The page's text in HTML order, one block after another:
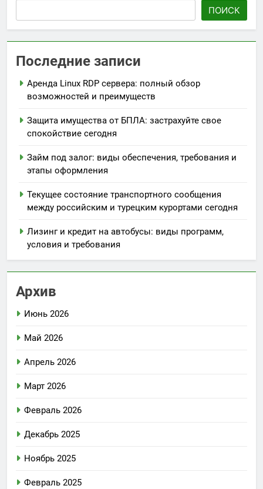
ПОИСК
Последние записи
Аренда Linux RDP сервера: полный обзор
возможностей и преимуществ
Защита имущества от БПЛА: застрахуйте свое
спокойствие сегодня
Займ под залог: виды обеспечения, требования и
этапы оформления
Текущее состояние транспортного сообщения
между российским и турецким курортами сегодня
Лизинг и кредит на автобусы: виды программ,
условия и требования
Архив
Июнь 2026
Май 2026
Апрель 2026
Март 2026
Февраль 2026
Декабрь 2025
Ноябрь 2025
Февраль 2025